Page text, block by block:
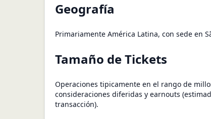
Geografía
Primariamente América Latina, con sede en
Tamaño de Tickets
Operaciones tipicamente en el rango de
consideraciones diferidas y earnouts
transacción).